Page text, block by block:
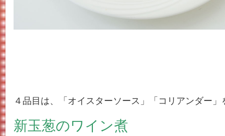
４品目は、「オイスターソース」「コリアンダー」
新玉葱のワイン煮